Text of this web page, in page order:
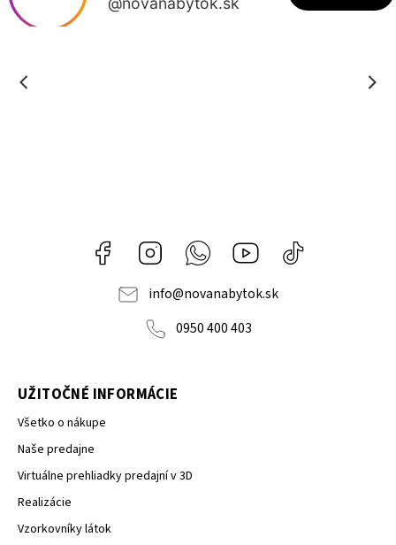
Facebook Instagram Whatsapp Youtube
nábytok
info@novanabytok.sk
0950 400 403
UŽITOČNÉ INFORMÁCIE
Všetko o nákupe
Naše predajne
Virtuálne prehliadky predajní v 3D
Realizácie
Vzorkovníky látok